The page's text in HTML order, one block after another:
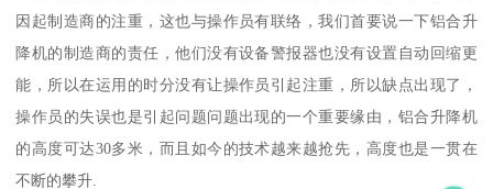
因起制造商的注重，这也与操作员有联络，我们首要说一下铝合升
降机的制造商的责任，他们没有设备警报器也没有设置自动回缩更
能，所以在运用的时分没有让操作员引起注重，所以缺点出现了，
操作员的失误也是引起问题问题出现的一个重要缘由，铝合升降机
的高度可达30多米，而且如今的技术越来越抢先，高度也是一贯在
不断的攀升.